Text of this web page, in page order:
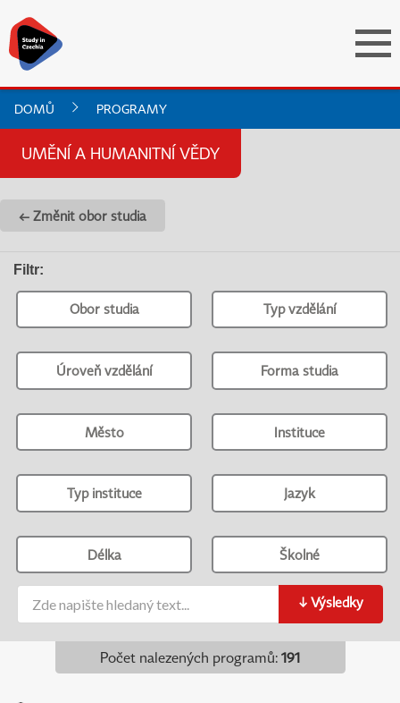
DOMŮ PROGRAMY
UMĚNÍ A HUMANITNÍ VĚDY
← Změnit obor studia
Filtr:
Obor studia Typ vzdělání
Úroveň vzdělání Forma studia
Město Instituce
Typ instituce Jazyk
Délka Školné
↓ Výsledky
Počet nalezených programů: 191